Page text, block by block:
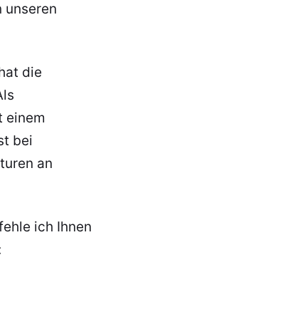
unseren
die
einem
bei
an
ich Ihnen